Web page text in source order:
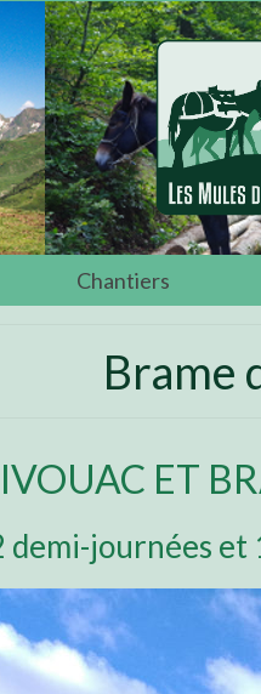
Chantiers
Brame
ET
demi-journées